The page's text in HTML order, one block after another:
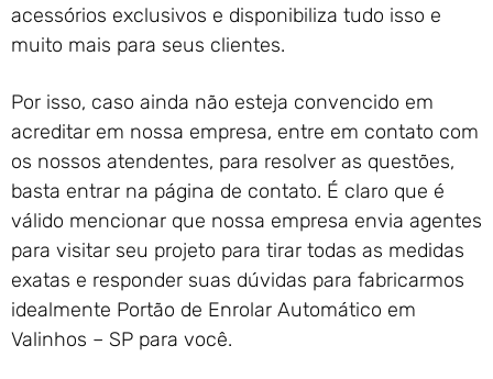
acessórios exclusivos e disponibiliza tudo isso e
muito mais para seus clientes.
Por isso, caso ainda não esteja convencido em
acreditar em nossa empresa, entre em contato com
os nossos atendentes, para resolver as questões,
basta entrar na página de contato. É claro que é
válido mencionar que nossa empresa envia agentes
para visitar seu projeto para tirar todas as medidas
exatas e responder suas dúvidas para fabricarmos
idealmente Portão de Enrolar Automático em
Valinhos – SP para você.